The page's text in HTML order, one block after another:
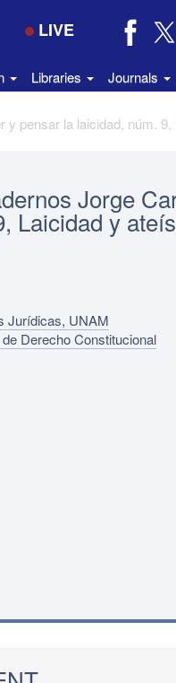
LIVE
Libraries Journals
Jorge
Laicidad y
Jurídicas, UNAM
Derecho Constitucional